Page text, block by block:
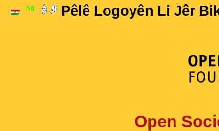
Pêlê Logoyên Li Jêr
Open